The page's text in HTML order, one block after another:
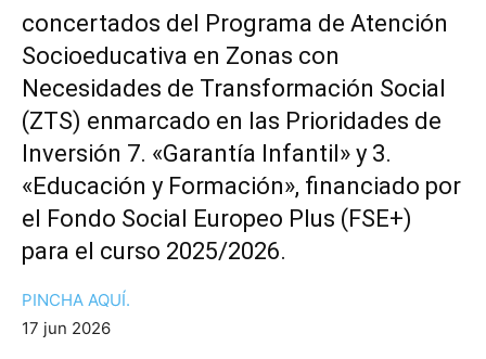
concertados del Programa de Atención
Socioeducativa en Zonas con
Necesidades de Transformación Social
(ZTS) enmarcado en las Prioridades de
Inversión 7. «Garantía Infantil» y 3.
«Educación y Formación», financiado por
el Fondo Social Europeo Plus (FSE+)
para el curso 2025/2026.
PINCHA AQUÍ.
17 jun 2026